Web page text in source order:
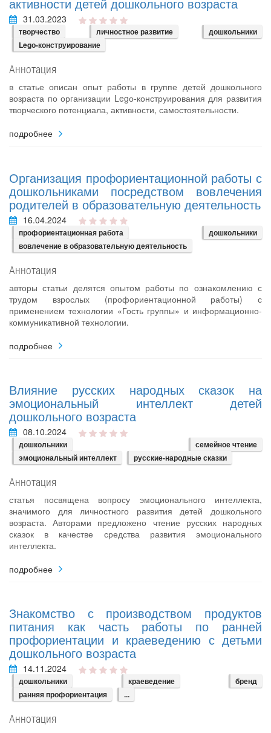
31.03.2023
творчество личностное развитие
дошкольники
Legо-конструирование
Аннотация
в статье описан опыт работы в группе детей дошкольного
возраста по организации Legо-конструирования для развития
творческого потенциала, активности, самостоятельности.
подробнее
Организация профориентационной работы с
дошкольниками посредством вовлечения
родителей в образовательную деятельность
16.04.2024
профориентационная работа
дошкольники
вовлечение в образовательную деятельность
Аннотация
авторы статьи делятся опытом работы по ознакомлению с
трудом взрослых (профориентационной работы) с
применением технологии «Гость группы» и информационно-
коммуникативной технологии.
подробнее
Влияние русских народных сказок на
эмоциональный интеллект детей
дошкольного возраста
08.10.2024
дошкольники
семейное чтение
эмоциональный интеллект
русские-народные сказки
Аннотация
статья посвящена вопросу эмоционального интеллекта,
значимого для личностного развития детей дошкольного
возраста. Авторами предложено чтение русских народных
сказок в качестве средства развития эмоционального
интеллекта.
подробнее
Знакомство с производством продуктов
питания как часть работы по ранней
профориентации и краеведению с детьми
дошкольного возраста
14.11.2024
дошкольники краеведение
бренд
ранняя профориентация
...
Аннотация